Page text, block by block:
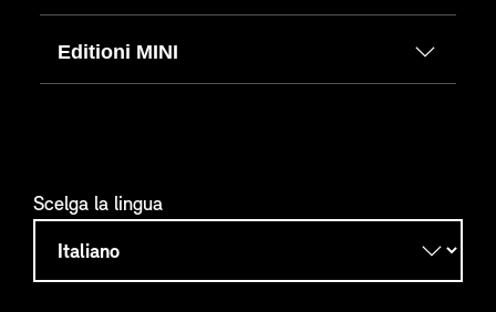
Editioni MINI
Scelga la lingua